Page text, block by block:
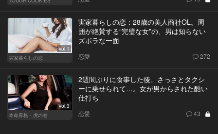
Vol.1
実家暮らしの恋
実家暮らしの恋：28歳の美人商社OL。周
囲が絶賛する“完璧な女”の、男は知らない
ズボラな一面
恋愛 272
Vol.3
本命昇格・虎の巻
2週間ぶりに食事した後、さっさとタクシ
ーに乗せられて…。女が男からされた酷い
仕打ち
恋愛 43